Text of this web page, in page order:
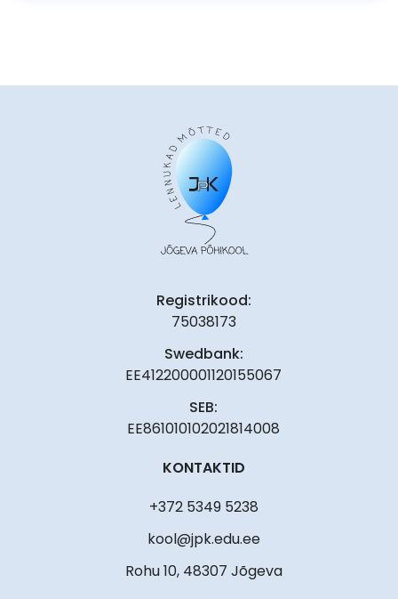
Registrikood:
75038173
Swedbank:
EE412200001120155067
SEB:
EE861010102021814008
KONTAKTID
+372 5349 5238
kool@jpk.edu.ee
Rohu 10, 48307 Jõgeva